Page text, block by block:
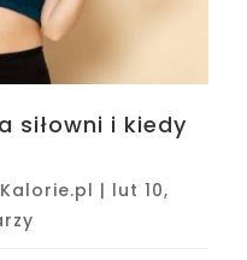
siłowni i kiedy
| lut 10,